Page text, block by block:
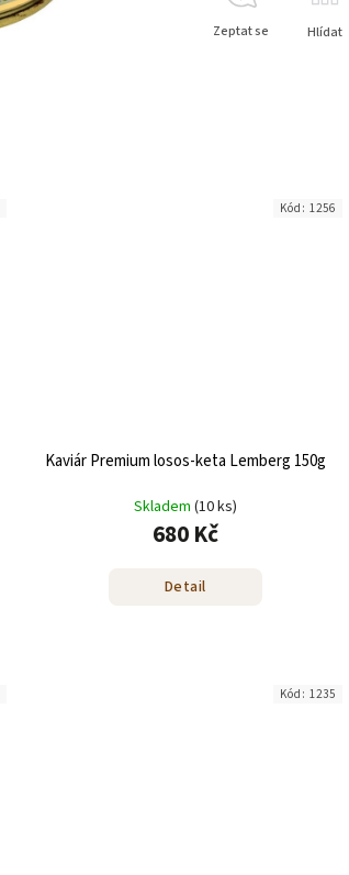
Zeptat se Hlídat
Kaviár Premium losos-keta Lemberg 150g
Skladem (10 ks)
680 Kč
Detail
Kód:1256
Kód:1235